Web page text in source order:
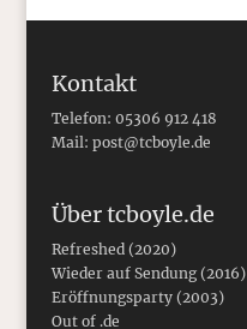
Kontakt
Telefon: 05306 912 418
Mail: post@tcboyle.de
Über tcboyle.de
Refreshed (2020)
Wieder auf Sendung (2016)
Eröffnungsparty (2003)
Out of .de